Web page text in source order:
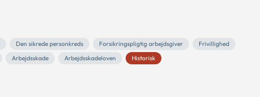
Den sikrede personkreds Forsikringspligtig arbejdsgiver
Frivillighed
Arbejdsskade Arbejdsskadeloven Historisk